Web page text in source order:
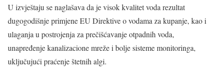
U izvještaju se naglašava da je visok kvalitet voda rezultat
dugogodišnje primjene EU Direktive o vodama za kupanje, kao i
ulaganja u postrojenja za prečišćavanje otpadnih voda,
unapređenje kanalizacione mreže i bolje sisteme monitoringa,
uključujući praćenje štetnih algi.